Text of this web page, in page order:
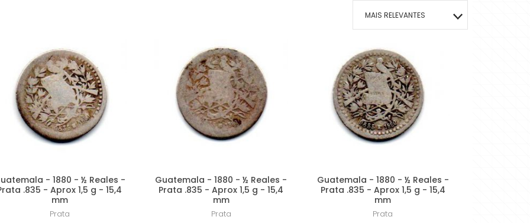
MAIS RELEVANTES
MENOR PREÇO
MAIOR PREÇO
A - Z
- 1880 - ½ Reales -
.835 - Aprox 1,5 g - 15,4
mm
Prata
Guatemala - 1880 - ½ Reales -
Prata .835 - Aprox 1,5 g - 15,4
mm
Prata
Guatemala - 1880 - ½ Reales -
Prata .835 - Aprox 1,5 g - 15,4
mm
Prata